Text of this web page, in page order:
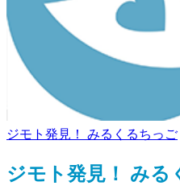
ジモト発見！ みるくるちっご
ジモト発見！ み